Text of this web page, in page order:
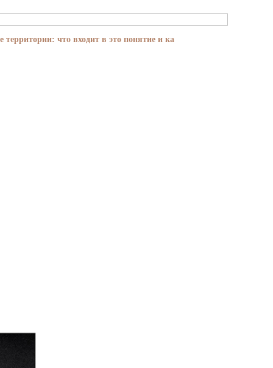
территории: что входит в это понятие и ка